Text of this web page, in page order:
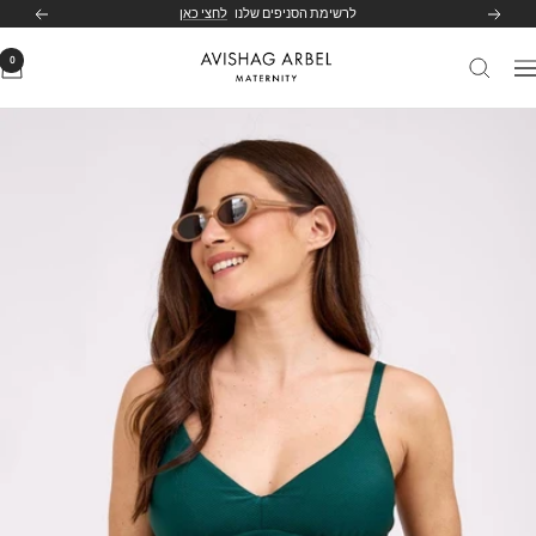
הקודם לרשימת הסניפים שלנו לחצי כאן הבא
ניווט
Avishag
0